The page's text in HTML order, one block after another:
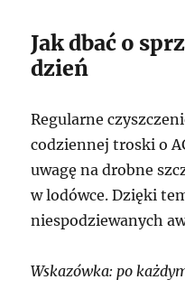
Jak dbać o
dzień
Regularne
codziennej troski o
uwagę na drobne
w lodówce. Dzięki
niespodziewanych
Wskazówka: po